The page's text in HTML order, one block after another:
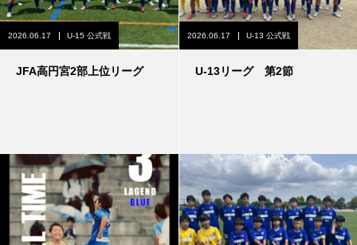
2026.06.17 U-15 公式戦
JFA高円宮2部上位リーグ
2026.06.17 U-13 公式戦
U-13リーグ 第2節